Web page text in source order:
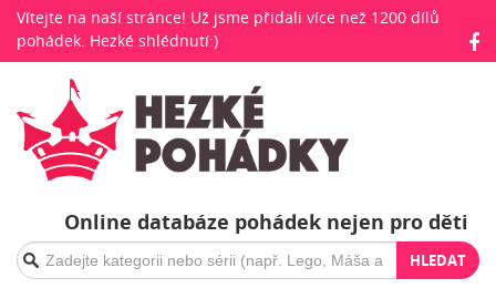
Vítejte na naší stránce! Už jsme přidali více než 1200 dílů
pohádek. Hezké shlédnutí:)
Online databáze pohádek nejen pro děti
HLEDAT